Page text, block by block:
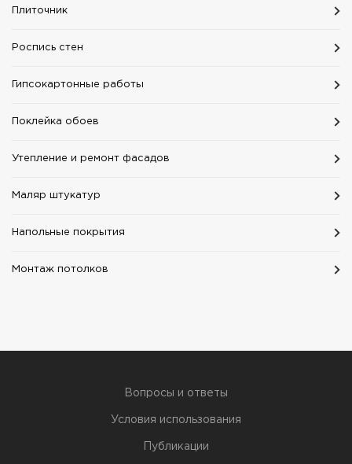
Плиточник
Роспись стен
Гипсокартонные работы
Поклейка обоев
Утепление и ремонт фасадов
Маляр штукатур
Напольные покрытия
Монтаж потолков
Вопросы и ответы
Условия использования
Публикации